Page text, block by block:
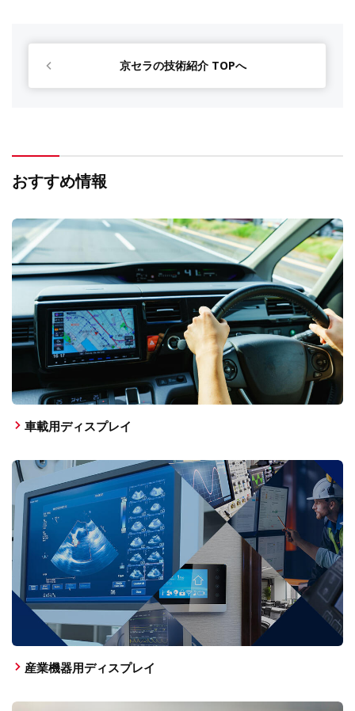
京セラの技術紹介 TOPへ
おすすめ情報
車載用ディスプレイ
産業機器用ディスプレイ